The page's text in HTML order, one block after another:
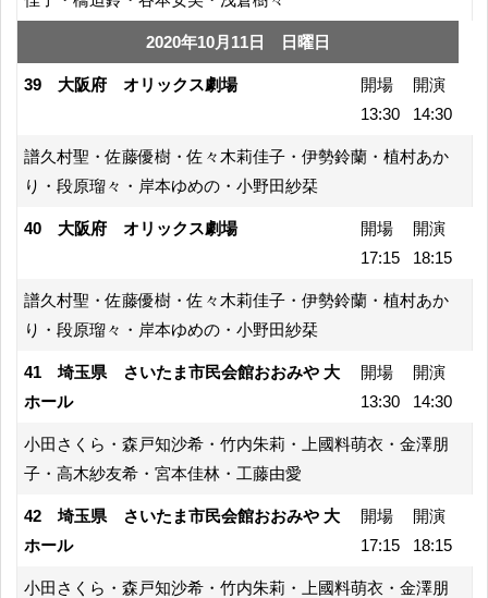
2020年10月11日 日曜日
39 大阪府 オリックス劇場
開場
13:30
開演
14:30
譜久村聖・佐藤優樹・佐々木莉佳子・伊勢鈴蘭・植村あか
り・段原瑠々・岸本ゆめの・小野田紗栞
40 大阪府 オリックス劇場
開場
17:15
開演
18:15
譜久村聖・佐藤優樹・佐々木莉佳子・伊勢鈴蘭・植村あか
り・段原瑠々・岸本ゆめの・小野田紗栞
41 埼玉県 さいたま市民会館おおみや 大
ホール
開場
13:30
開演
14:30
小田さくら・森戸知沙希・竹内朱莉・上國料萌衣・金澤朋
子・高木紗友希・宮本佳林・工藤由愛
42 埼玉県 さいたま市民会館おおみや 大
ホール
開場
17:15
開演
18:15
小田さくら・森戸知沙希・竹内朱莉・上國料萌衣・金澤朋